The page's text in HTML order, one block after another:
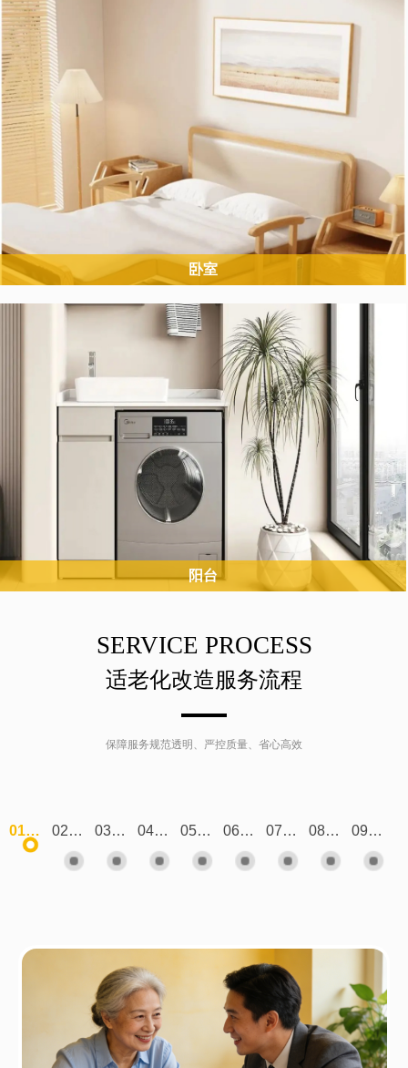
适老化改造服务流程
保障服务规范透明、严控质量、省心高效
SERVICE PROCESS
01洽谈预约 02上门评估 03设计方案 04方案定稿 05预算报价 06签订合同 07改造施工 08竣工验收 09售后维护
卧室
活动便利的需求，同时降低夜间跌倒、起夜困难风险。
阳台